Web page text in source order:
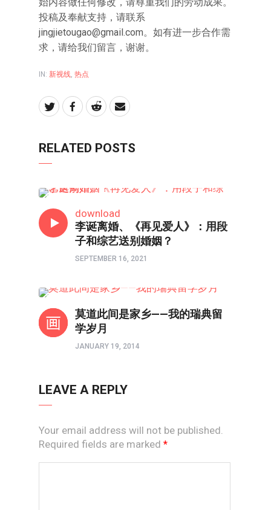
投稿及奉献支持，请联系
jingjietougao@gmail.com。如有进一步合作需
求，请给我们留言，谢谢。
IN: 新视线 热点
RELATED POSTS
download
李诞离婚、《再见爱人》：用段
子和综艺送别婚姻？
SEPTEMBER 16, 2021
莫道此间是家乡——我的瑞典留
学岁月
JANUARY 19, 2014
LEAVE A REPLY
Your email address will not be published.
Required fields are marked *